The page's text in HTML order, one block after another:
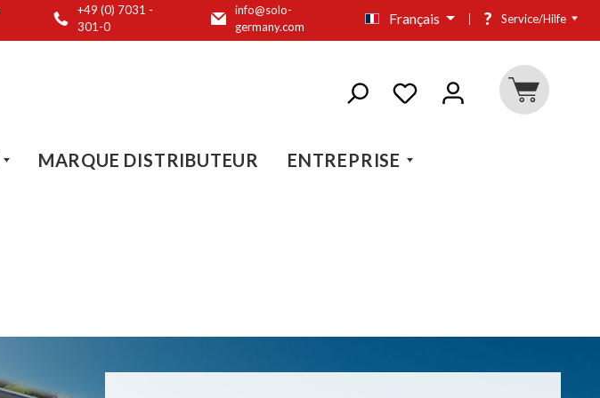
+49 (0) 7031 -
301-0
info@solo-
germany.com
Français ? Service/Hilfe
MARQUE DISTRIBUTEUR ENTREPRISE